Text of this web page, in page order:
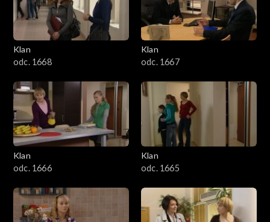
Klan
odc. 1668
Klan
odc. 1667
Klan
odc. 1666
Klan
odc. 1665